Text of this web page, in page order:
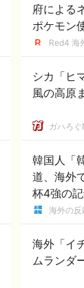
府による
ポケモン
を集めた
Red4 海
シカ「ヒ
風の高原
ガハろ
韓国人「
道、海外
杯4強の
で国の恥
ー選手が
海外の
海外「イ
ムランダ